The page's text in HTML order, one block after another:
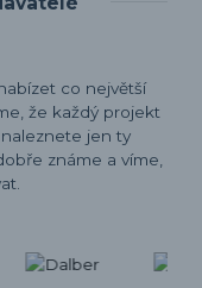
co největší
že každý projekt
jen ty
známe a víme,